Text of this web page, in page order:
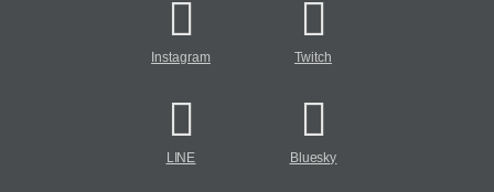
Instagram Twitch
LINE Bluesky